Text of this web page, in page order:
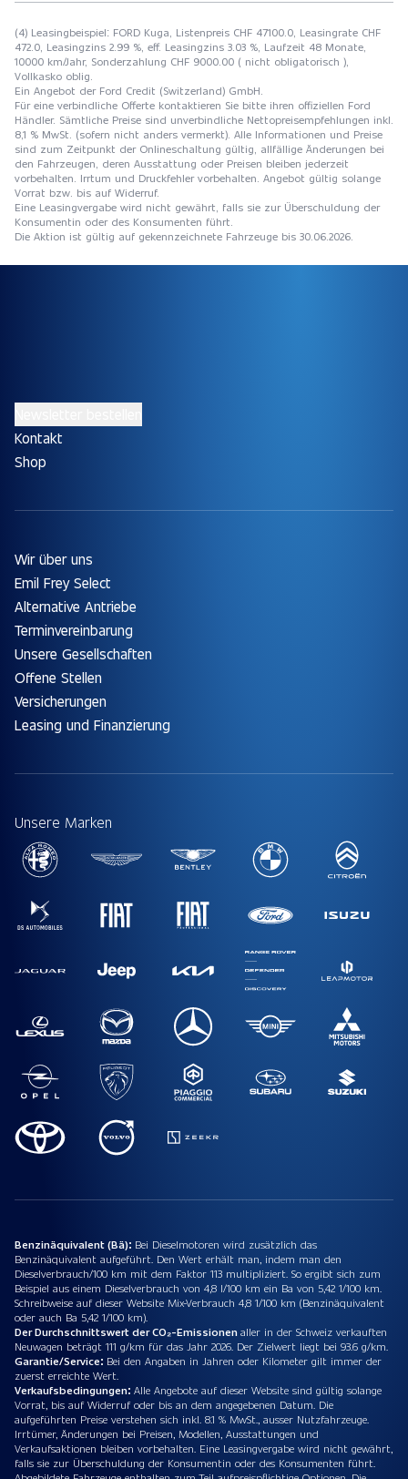
(4) Leasingbeispiel: FORD Kuga, Listenpreis CHF 47100.0, Leasingrate CHF
472.0, Leasingzins 2.99 %, eff. Leasingzins 3.03 %, Laufzeit 48 Monate,
10000 km/Jahr, Sonderzahlung CHF 9000.00 ( nicht obligatorisch ),
Vollkasko oblig.
Ein Angebot der Ford Credit (Switzerland) GmbH.
Für eine verbindliche Offerte kontaktieren Sie bitte ihren offiziellen Ford
Händler. Sämtliche Preise sind unverbindliche Nettopreisempfehlungen inkl.
8,1 % MwSt. (sofern nicht anders vermerkt). Alle Informationen und Preise
sind zum Zeitpunkt der Onlineschaltung gültig, allfällige Änderungen bei
den Fahrzeugen, deren Ausstattung oder Preisen bleiben jederzeit
vorbehalten. Irrtum und Druckfehler vorbehalten. Angebot gültig solange
Vorrat bzw. bis auf Widerruf.
Eine Leasingvergabe wird nicht gewährt, falls sie zur Überschuldung der
Konsumentin oder des Konsumenten führt.
Die Aktion ist gültig auf gekennzeichnete Fahrzeuge bis 30.06.2026.
Kontakt
Shop
Wir über uns
Emil Frey Select
Alternative Antriebe
Terminvereinbarung
Unsere Gesellschaften
Offene Stellen
Versicherungen
Leasing und Finanzierung
Unsere Marken
Benzinäquivalent (Bä): Bei Dieselmotoren wird zusätzlich das
Benzinäquivalent aufgeführt. Den Wert erhält man, indem man den
Dieselverbrauch/100 km mit dem Faktor 113 multipliziert. So ergibt sich zum
Beispiel aus einem Dieselverbrauch von 4,8 l/100 km ein Ba von 5,42 1/100 km.
Schreibweise auf dieser Website Mix-Verbrauch 4,8 1/100 km (Benzinäquivalent
oder auch Ba 5,42 1/100 km).
Der Durchschnittswert der CO₂-Emissionenaller in der Schweiz verkauften
Neuwagen beträgt 111 g/km für das Jahr 2026. Der Zielwert liegt bei 93.6 g/km.
Garantie/Service: Bei den Angaben in Jahren oder Kilometer gilt immer der
zuerst erreichte Wert.
Verkaufsbedingungen: Alle Angebote auf dieser Website sind gültig solange
Vorrat, bis auf Widerruf oder bis an dem angegebenen Datum. Die
aufgeführten Preise verstehen sich inkl. 8.1 % MwSt., ausser Nutzfahrzeuge.
Irrtümer, Änderungen bei Preisen, Modellen, Ausstattungen und
Verkaufsaktionen bleiben vorbehalten. Eine Leasingvergabe wird nicht gewährt,
falls sie zur Überschuldung der Konsumentin oder des Konsumenten führt.